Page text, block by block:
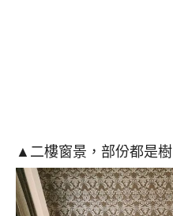
▲二樓窗景，部份都是樹